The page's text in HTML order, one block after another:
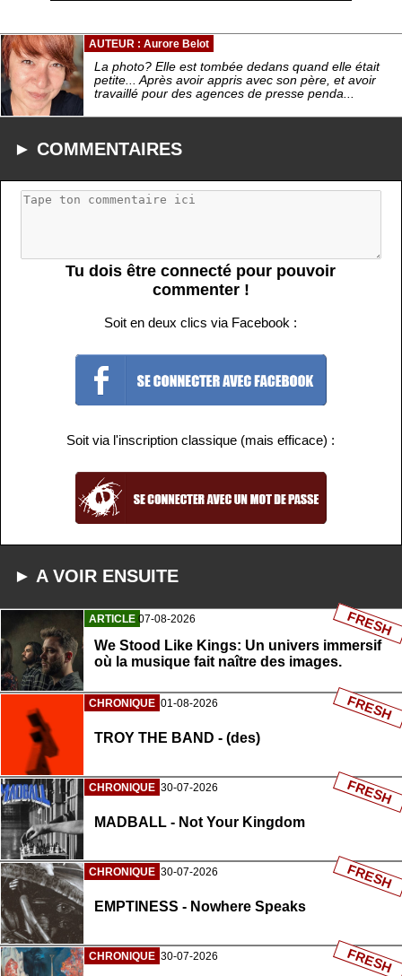
AUTEUR : Aurore Belot
La photo? Elle est tombée dedans quand elle était
petite... Après avoir appris avec son père, et avoir
travaillé pour des agences de presse penda...
► COMMENTAIRES
Tu dois être connecté pour pouvoir
commenter !
Soit en deux clics via Facebook :
Soit via l'inscription classique (mais efficace) :
► A VOIR ENSUITE
ARTICLE 07-08-2026
We Stood Like Kings: Un univers immersif
où la musique fait naître des images.
FRESH
CHRONIQUE 01-08-2026
TROY THE BAND - (des)
FRESH
CHRONIQUE 30-07-2026
MADBALL - Not Your Kingdom
FRESH
CHRONIQUE 30-07-2026
EMPTINESS - Nowhere Speaks
FRESH
CHRONIQUE 30-07-2026 FRESH